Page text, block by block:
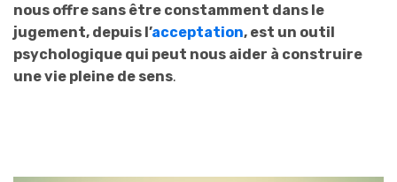
nous offre sans être constamment dans le
jugement, depuis l’acceptation, est un outil
psychologique qui peut nous aider à construire
une vie pleine de sens.